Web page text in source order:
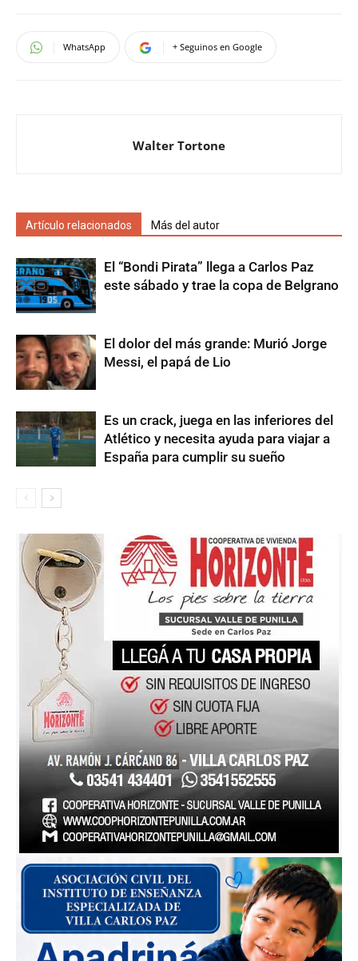
WhatsApp + Seguinos en Google
Walter Tortone
Artículo relacionados Más del autor
El “Bondi Pirata” llega a Carlos Paz
este sábado y trae la copa de Belgrano
El dolor del más grande: Murió Jorge
Messi, el papá de Lio
Es un crack, juega en las inferiores del
Atlético y necesita ayuda para viajar a
España para cumplir su sueño